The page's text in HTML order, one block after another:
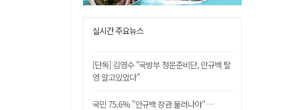
실시간 주요뉴스
[단독] 김영수 "국방부 청문준비단, 안규백 탈
영 알고있었다"
국민 75.6% "안규백 장관 물러나야"…